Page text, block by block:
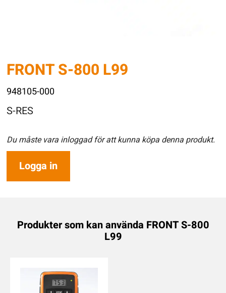
FRONT S-800 L99
948105-000
S-RES
Du måste vara inloggad för att kunna köpa denna produkt.
Logga in
Produkter som kan använda FRONT S-800
L99